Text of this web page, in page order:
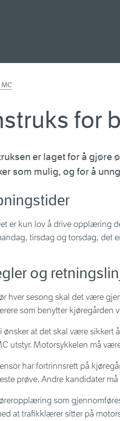
for
er laget for å gjøre
som mulig, og for å
er kun lov å drive opplæring
tirsdag og torsdag, det
og
hver sesong skal det være
som benytter kjøregården
ønsker at det skal være sikkert
utstyr. Motorsykkelen må
har fortrinnsrett på
prøve. Andre kandidater
som
at trafikklærer sitter på